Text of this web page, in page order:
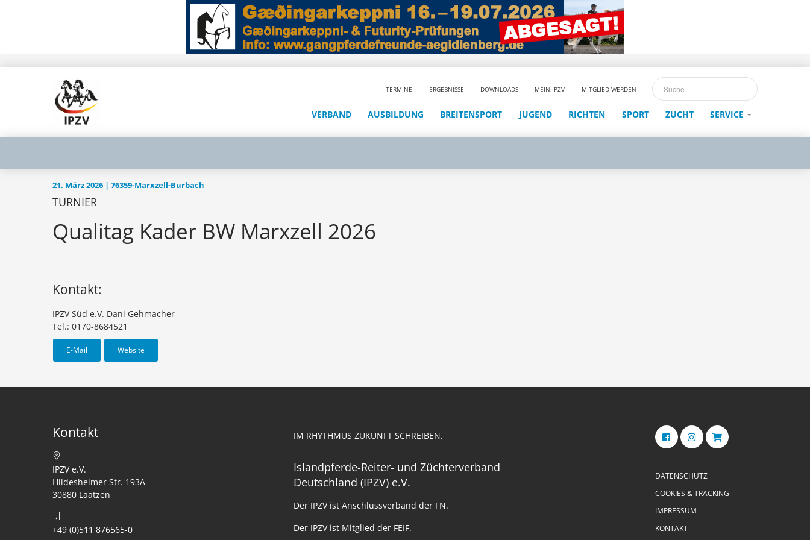
TERMINE ERGEBNISSE DOWNLOADS MEIN.IPZV MITGLIED WERDEN
VERBAND AUSBILDUNG BREITENSPORT JUGEND RICHTEN SPORT ZUCHT SERVICE
21. März 2026 | 76359-Marxzell-Burbach
TURNIER
Qualitag Kader BW Marxzell 2026
Kontakt:
IPZV Süd e.V. Dani Gehmacher
Tel.: 0170-8684521
E-Mail Website
Kontakt
IPZV e.V.
Hildesheimer Str. 193A
30880 Laatzen
+49 (0)511 876565-0
IM RHYTHMUS ZUKUNFT SCHREIBEN.
Islandpferde-Reiter- und Züchterverband
Deutschland (IPZV) e.V.
Der IPZV ist Anschlussverband der FN.
Der IPZV ist Mitglied der FEIF.
DATENSCHUTZ
COOKIES & TRACKING
IMPRESSUM
KONTAKT